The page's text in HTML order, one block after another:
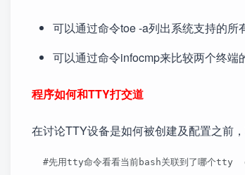
可以通过命令toe -a列出系统支持的所
可以通过命令infocmp来比较两个终端
程序如何和TTY打交道
在讨论TTY设备是如何被创建及配置之前
#先用tty命令看看当前bash关联到了哪